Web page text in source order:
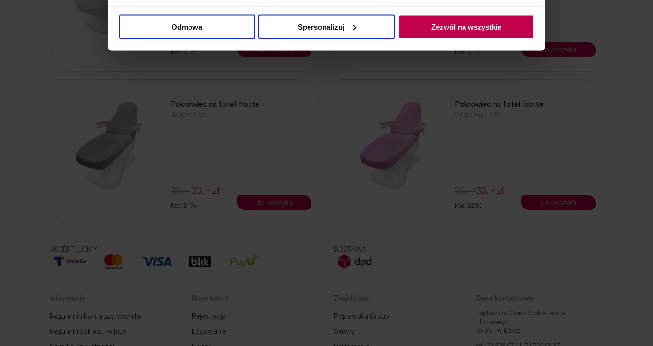
Odmowa Spersonalizuj Zezwól na wszystkie
35, -33, - zł
Kod: 8177 do koszyka
35, -33, - zł
Kod: 8176 do koszyka
Pokrowiec na fotel frotte
Stalowy 1 szt.
35, -33, - zł
Kod: 8174 do koszyka
Pokrowiec na fotel frotte
Wrzosowy 1 szt.
35, -33, - zł
Kod: 8236 do koszyka
AKCEPTUJEMY DOSTAWA
Informacje
Regulamin Konta użytkownika
Regulamin Sklepu Rubica
Moje konto
Rejestracja
Logowanie
Znajdź nas
Poplawska Group
Serwis
Dane kontaktowe
Poplawska Group Spółka jawna
ul. Clareny 2
51-361 Wilczyce